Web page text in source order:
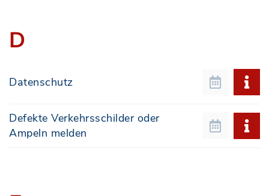
D
Datenschutz
Defekte Verkehrsschilder oder
Ampeln melden